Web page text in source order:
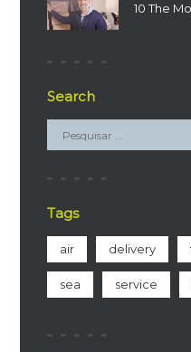
10 The
Search
Tags
air delivery
sea service